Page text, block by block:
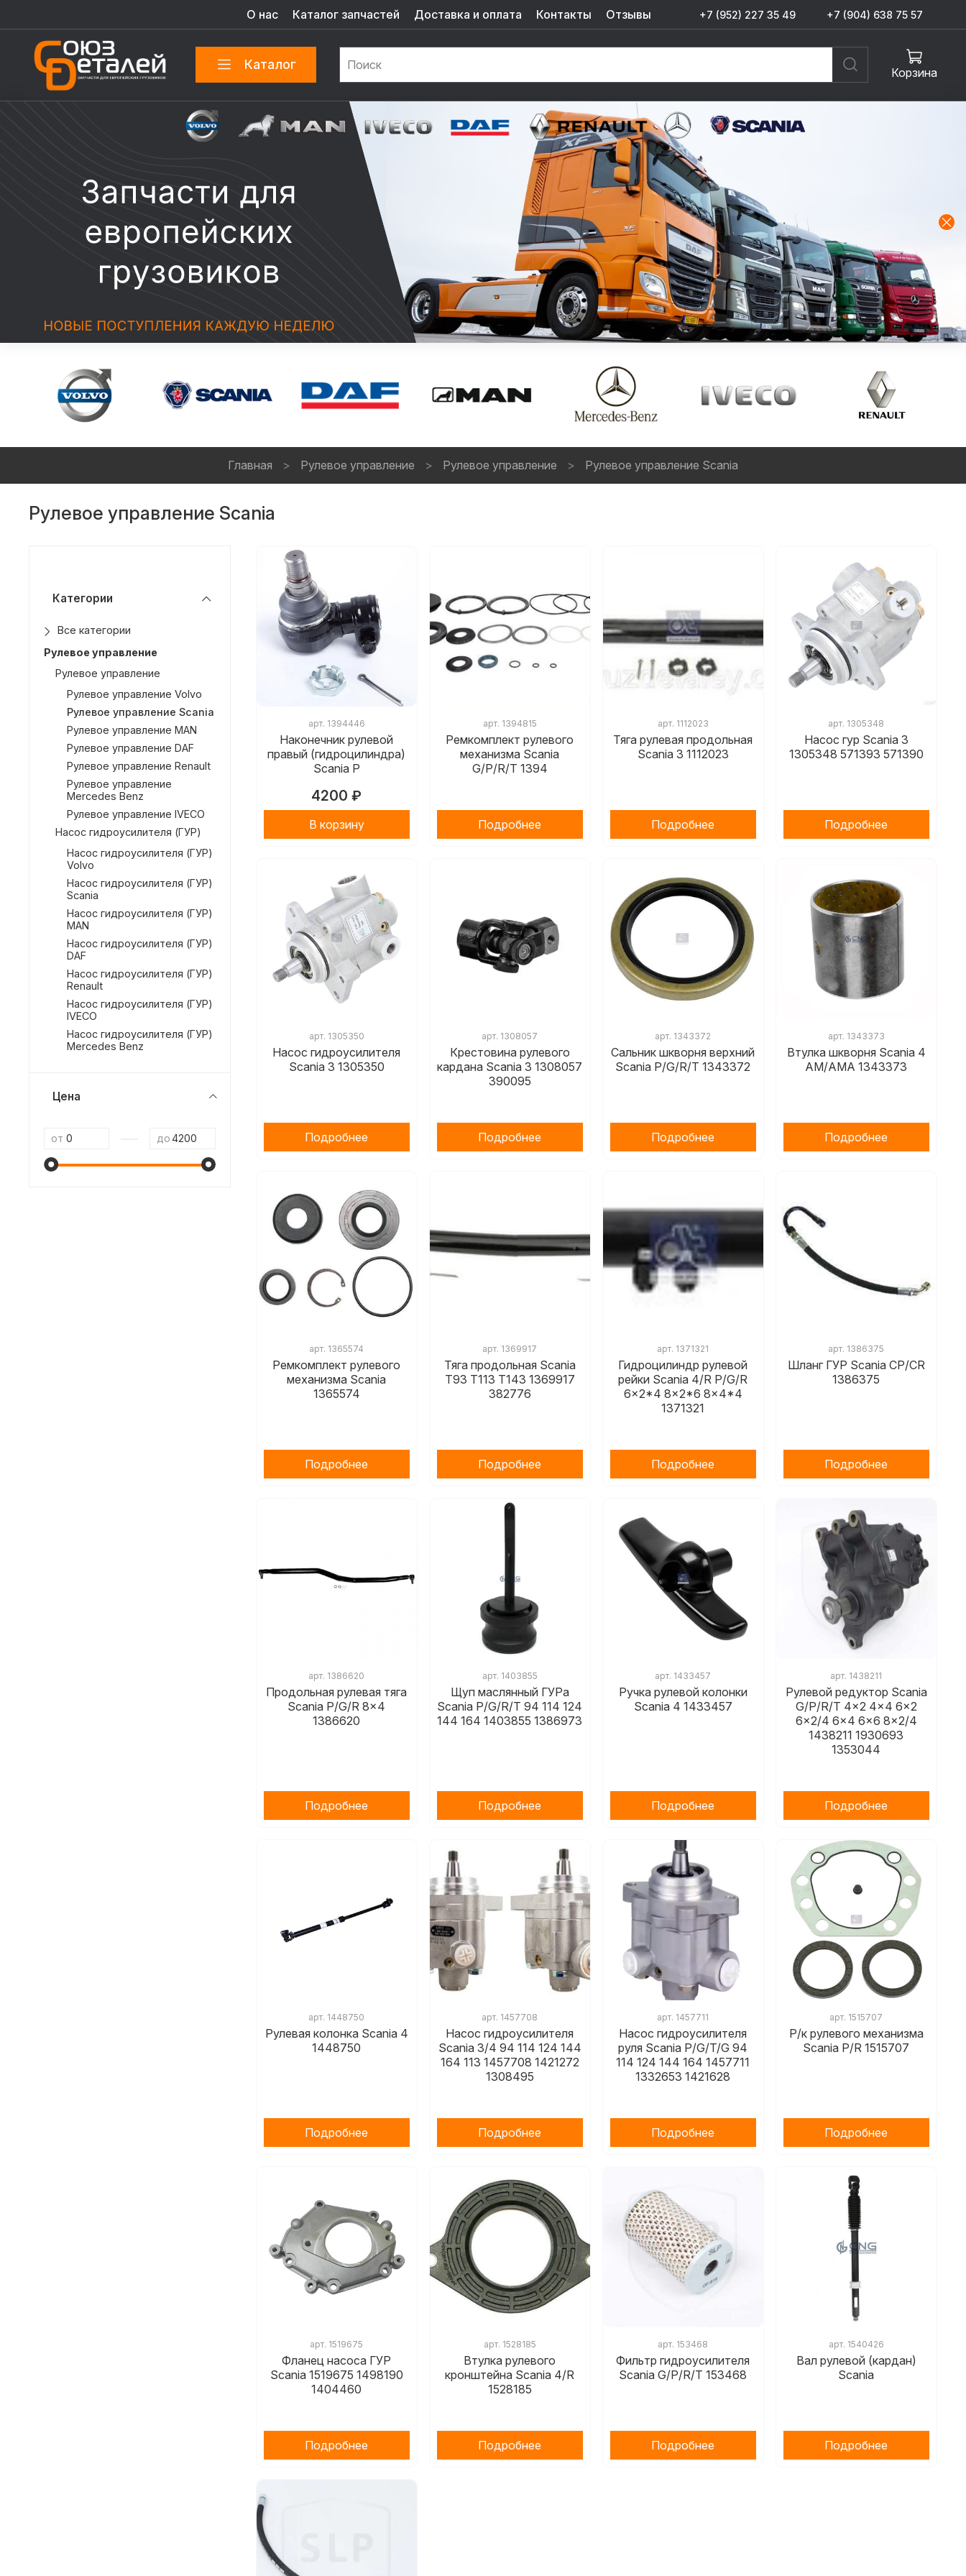
О нас Каталог запчастей Доставка и оплата Контакты Отзывы +7 (952) 227 35 49 +7 (904) 638 75 57
Каталог
Корзина
Главная Рулевое управление Рулевое управление Рулевое управление Scania
Рулевое управление Scania
арт. 1394446
Наконечник рулевой
правый (гидроцилиндра)
Scania P
4200 ₽
В корзину
арт. 1394815
Ремкомплект рулевого
механизма Scania
G/P/R/T 1394
Подробнее
арт. 1112023
Тяга рулевая продольная
Scania 3 1112023
Подробнее
арт. 1305348
Насос гур Scania 3
1305348 571393 571390
Подробнее
арт. 1305350
Насос гидроусилителя
Scania 3 1305350
Подробнее
арт. 1308057
Крестовина рулевого
кардана Scania 3 1308057
390095
Подробнее
арт. 1343372
Сальник шкворня верхний
Scania P/G/R/T 1343372
Подробнее
арт. 1343373
Втулка шкворня Scania 4
AM/AMA 1343373
Подробнее
арт. 1365574
Ремкомплект рулевого
механизма Scania
1365574
Подробнее
арт. 1369917
Тяга продольная Scania
T93 T113 T143 1369917
382776
Подробнее
арт. 1371321
Гидроцилиндр рулевой
рейки Scania 4/R P/G/R
6x2*4 8x2*6 8x4*4
1371321
Подробнее
арт. 1386375
Шланг ГУР Scania CP/CR
1386375
Подробнее
арт. 1386620
Продольная рулевая тяга
Scania P/G/R 8x4
1386620
Подробнее
арт. 1403855
Щуп маслянный ГУРа
Scania P/G/R/T 94 114 124
144 164 1403855 1386973
Подробнее
арт. 1433457
Ручка рулевой колонки
Scania 4 1433457
Подробнее
арт. 1438211
Рулевой редуктор Scania
G/P/R/T 4x2 4x4 6x2
6x2/4 6x4 6x6 8x2/4
1438211 1930693
1353044
Подробнее
арт. 1448750
Рулевая колонка Scania 4
1448750
Подробнее
арт. 1457708
Насос гидроусилителя
Scania 3/4 94 114 124 144
164 113 1457708 1421272
1308495
Подробнее
арт. 1457711
Насос гидроусилителя
руля Scania P/G/T/G 94
114 124 144 164 1457711
1332653 1421628
Подробнее
арт. 1515707
Р/к рулевого механизма
Scania P/R 1515707
Подробнее
арт. 1519675
Фланец насоса ГУР
Scania 1519675 1498190
1404460
Подробнее
арт. 1528185
Втулка рулевого
кронштейна Scania 4/R
1528185
Подробнее
арт. 153468
Фильтр гидроусилителя
Scania G/P/R/T 153468
Подробнее
арт. 1540426
Вал рулевой (кардан)
Scania
Подробнее
Категории
Все категории
Рулевое управление
Рулевое управление
Рулевое управление Volvo
Рулевое управление Scania
Рулевое управление MAN
Рулевое управление DAF
Рулевое управление Renault
Рулевое управление
Mercedes Benz
Рулевое управление IVECO
Насос гидроусилителя (ГУР)
Насос гидроусилителя (ГУР)
Volvo
Насос гидроусилителя (ГУР)
Scania
Насос гидроусилителя (ГУР)
MAN
Насос гидроусилителя (ГУР)
DAF
Насос гидроусилителя (ГУР)
Renault
Насос гидроусилителя (ГУР)
IVECO
Насос гидроусилителя (ГУР)
Mercedes Benz
Цена
от до